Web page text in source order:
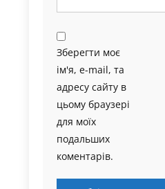
Зберегти моє
ім'я, e-mail, та
адресу сайту в
цьому браузері
для моїх
подальших
коментарів.